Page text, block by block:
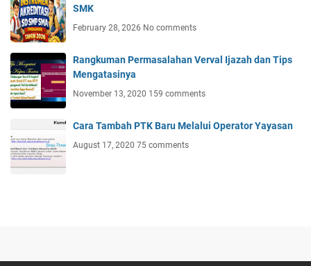
SMK
February 28, 2026 No comments
Rangkuman Permasalahan Verval Ijazah dan Tips
Mengatasinya
November 13, 2020 159 comments
Cara Tambah PTK Baru Melalui Operator Yayasan
August 17, 2020 75 comments